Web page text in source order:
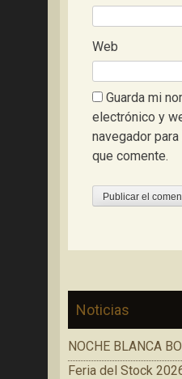
Web
Guarda mi
electrónico y
navegador
que comente.
Noticias
NOCHE BLANCA
Feria del Stock